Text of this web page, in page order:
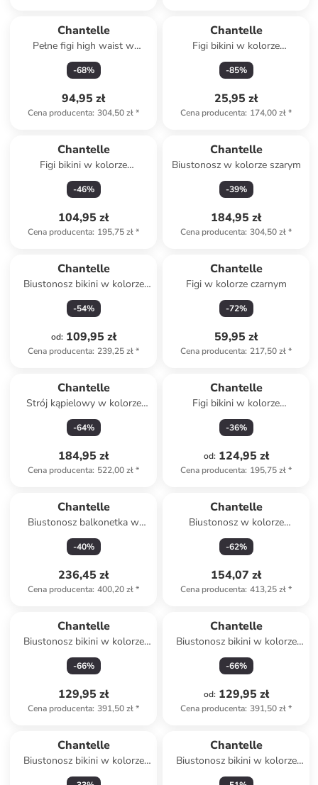
Chantelle
Pełne figi high waist w
kolorze czarnym
-68%
94,95 zł
Cena producenta: 304,50 zł*
Chantelle
Figi bikini w kolorze
pomarańczowo-
jasnoróżowym
-85%
25,95 zł
Cena producenta: 174,00 zł*
Chantelle
Figi bikini w kolorze
pomarańczowo-
jasnoróżowym
-46%
104,95 zł
Cena producenta: 195,75 zł*
Chantelle
Biustonosz w kolorze szarym
-39%
184,95 zł
Cena producenta: 304,50 zł*
Chantelle
Biustonosz bikini w kolorze
zielonym
-54%
od: 109,95 zł
Cena producenta: 239,25 zł*
Chantelle
Figi w kolorze czarnym
-72%
59,95 zł
Cena producenta: 217,50 zł*
Chantelle
Strój kąpielowy w kolorze
niebieskim
-64%
184,95 zł
Cena producenta: 522,00 zł*
Chantelle
Figi bikini w kolorze
pomarańczowym
-36%
od: 124,95 zł
Cena producenta: 195,75 zł*
Chantelle
Biustonosz balkonetka w
kolorze beżowym
-40%
236,45 zł
Cena producenta: 400,20 zł*
Chantelle
Biustonosz w kolorze
beżowym
-62%
154,07 zł
Cena producenta: 413,25 zł*
Chantelle
Biustonosz bikini w kolorze
żółtym
-66%
129,95 zł
Cena producenta: 391,50 zł*
Chantelle
Biustonosz bikini w kolorze
niebieskim
-66%
od: 129,95 zł
Cena producenta: 391,50 zł*
Chantelle
Biustonosz bikini w kolorze
turkusowo-niebieskim
Chantelle
Biustonosz bikini w kolorze
czerwono-fioletowym